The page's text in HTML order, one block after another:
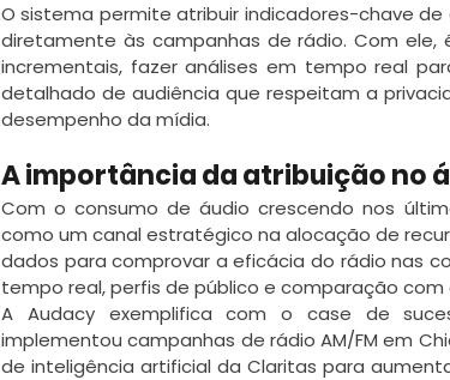
O sistema permite atribuir indicadores-chave
diretamente às campanhas de rádio. Com
incrementais, fazer análises em tempo real
detalhado de audiência que respeitam a
desempenho da mídia.
A importância da atribuição no
Com o consumo de áudio crescendo nos
como um canal estratégico na alocação de
dados para comprovar a eficácia do rádio nas
tempo real, perfis de público e comparação com
A Audacy exemplifica com o case de
implementou campanhas de rádio AM/FM em
de inteligência artificial da Claritas para